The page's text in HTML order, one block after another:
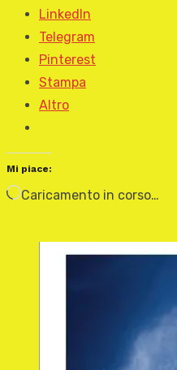
LinkedIn
Telegram
Pinterest
Stampa
Altro
Mi piace:
Caricamento in corso…